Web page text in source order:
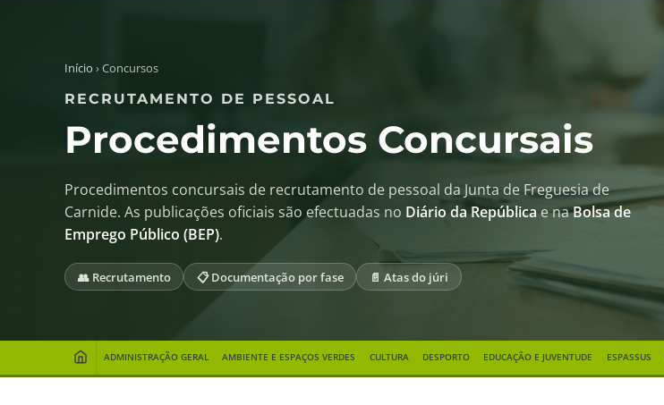
Início › Concursos
RECRUTAMENTO DE PESSOAL
Procedimentos Concursais
Procedimentos concursais de recrutamento de pessoal da Junta de Freguesia de
Carnide. As publicações oficiais são efectuadas no Diário da República e naBolsa de
Emprego Público (BEP).
👥 Recrutamento 📋 Documentação por fase 📄 Atas do júri
ADMINISTRAÇÃO GERAL AMBIENTE E ESPAÇOS VERDES CULTURA DESPORTO EDUCAÇÃO E JUVENTUDE ESPASSUS